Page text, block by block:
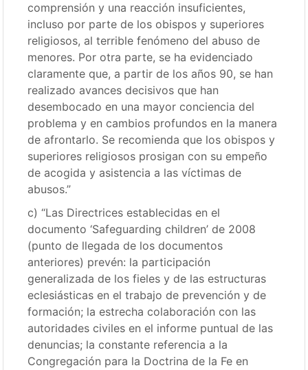
comprensión y una reacción insuficientes,
incluso por parte de los obispos y superiores
religiosos, al terrible fenómeno del abuso de
menores. Por otra parte, se ha evidenciado
claramente que, a partir de los años 90, se han
realizado avances decisivos que han
desembocado en una mayor conciencia del
problema y en cambios profundos en la manera
de afrontarlo. Se recomienda que los obispos y
superiores religiosos prosigan con su empeño
de acogida y asistencia a las víctimas de
abusos.”
c) “Las Directrices establecidas en el
documento ‘Safeguarding children’ de 2008
(punto de llegada de los documentos
anteriores) prevén: la participación
generalizada de los fieles y de las estructuras
eclesiásticas en el trabajo de prevención y de
formación; la estrecha colaboración con las
autoridades civiles en el informe puntual de las
denuncias; la constante referencia a la
Congregación para la Doctrina de la Fe en